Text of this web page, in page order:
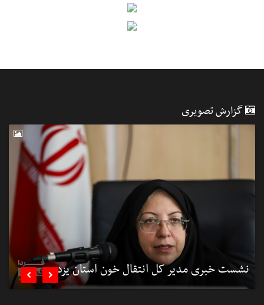
گزارش تصویری
نشست خبری مدیر کل انتقال خون استان یزد  